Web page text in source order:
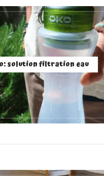
solution filtration eau